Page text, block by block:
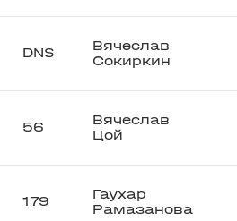
DNS
Вячеслав
Сокиркин
56
Вячеслав
Цой
179
Гаухар
Рамазанова